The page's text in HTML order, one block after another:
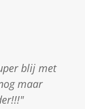
blij met
maar